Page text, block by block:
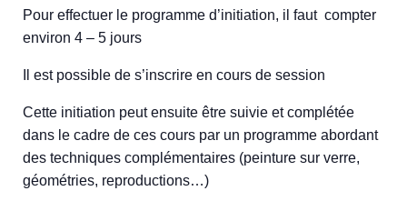
Pour effectuer le programme d’initiation, il faut compter
environ 4 – 5 jours
Il est possible de s’inscrire en cours de session
Cette initiation peut ensuite être suivie et complétée
dans le cadre de ces cours par un programme abordant
des techniques complémentaires (peinture sur verre,
géométries, reproductions…)